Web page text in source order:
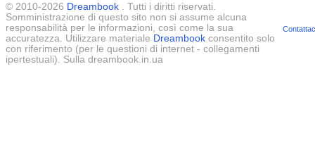
© 2010-2026 Dreambook . Tutti i diritti riservati.
Somministrazione di questo sito non si assume alcuna
responsabilità per le informazioni, così come la sua
accuratezza. Utilizzare materiale Dreambook consentito solo
con riferimento (per le questioni di internet - collegamenti
ipertestuali). Sulla dreambook.in.ua